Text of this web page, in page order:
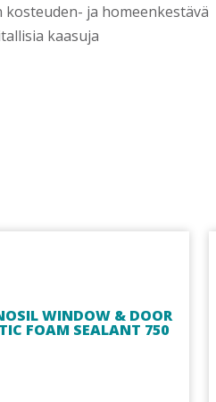
kosteuden- ja homeenkestävä
kaasuja